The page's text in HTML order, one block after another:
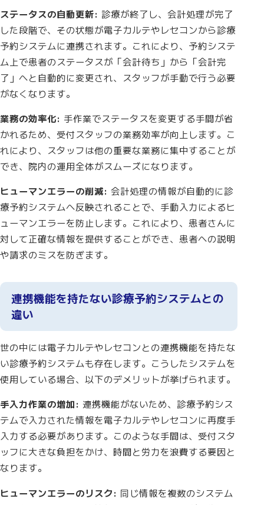
ステータスの自動更新: 診療が終了し、会計処理が完了
した段階で、その状態が電子カルテやレセコンから診療
予約システムに連携されます。これにより、予約システ
ム上で患者のステータスが「会計待ち」から「会計完
了」へと自動的に変更され、スタッフが手動で行う必要
がなくなります。
業務の効率化: 手作業でステータスを変更する手間が省
かれるため、受付スタッフの業務効率が向上します。こ
れにより、スタッフは他の重要な業務に集中することが
でき、院内の運用全体がスムーズになります。
ヒューマンエラーの削減: 会計処理の情報が自動的に診
療予約システムへ反映されることで、手動入力によるヒ
ューマンエラーを防止します。これにより、患者さんに
対して正確な情報を提供することができ、患者への説明
や請求のミスを防ぎます。
連携機能を持たない診療予約システムとの
違い
世の中には電子カルテやレセコンとの連携機能を持たな
い診療予約システムも存在します。こうしたシステムを
使用している場合、以下のデメリットが挙げられます。
手入力作業の増加: 連携機能がないため、診療予約シス
テムで入力された情報を電子カルテやレセコンに再度手
入力する必要があります。このような手間は、受付スタ
ッフに大きな負担をかけ、時間と労力を浪費する要因と
なります。
ヒューマンエラーのリスク: 同じ情報を複数のシステム